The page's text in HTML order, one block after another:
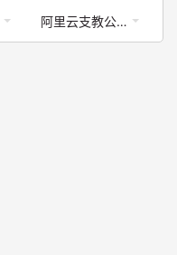
阿里云支教公益